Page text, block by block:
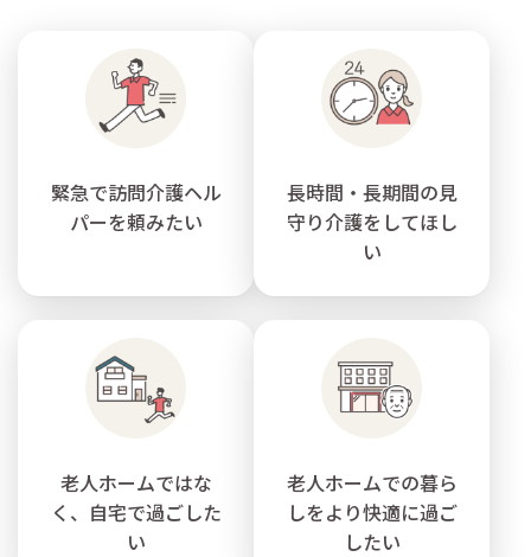
緊急で訪問介護ヘル
パーを頼みたい
長時間・長期間の見
守り介護をしてほし
い
老人ホームではな
く、自宅で過ごした
い
老人ホームでの暮ら
しをより快適に過ご
したい